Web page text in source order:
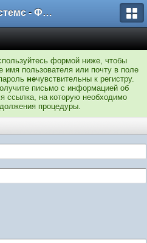
Кейсистемс - Форумы
формой ниже, чтобы
имя пользователя или почту в поле
нечувствительны к регистру.
письмо с информацией об
ссылка, на которую необходимо
процедуры.